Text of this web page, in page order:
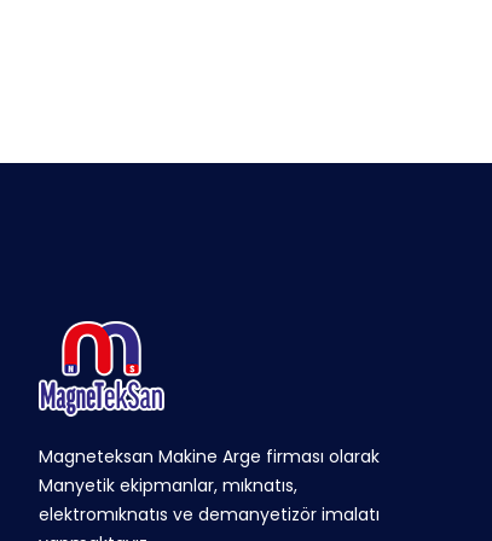
Magneteksan Makine Arge firması olarak
Manyetik ekipmanlar, mıknatıs,
elektromıknatıs ve demanyetizör imalatı